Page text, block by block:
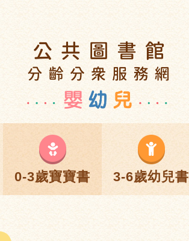
0-3歲寶寶書 3-6歲幼兒書